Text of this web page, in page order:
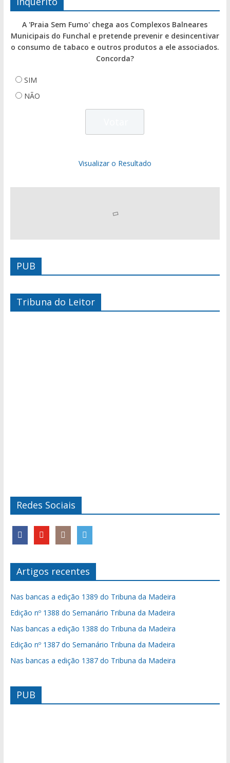
A 'Praia Sem Fumo' chega aos Complexos Balneares
Municipais do Funchal e pretende prevenir e desincentivar
o consumo de tabaco e outros produtos a ele associados.
Concorda?
SIM
NÃO
Visualizar o Resultado
PUB
Tribuna do Leitor
Redes Sociais
Artigos recentes
Nas bancas a edição 1389 do Tribuna da Madeira
Edição nº 1388 do Semanário Tribuna da Madeira
Nas bancas a edição 1388 do Tribuna da Madeira
Edição nº 1387 do Semanário Tribuna da Madeira
Nas bancas a edição 1387 do Tribuna da Madeira
PUB